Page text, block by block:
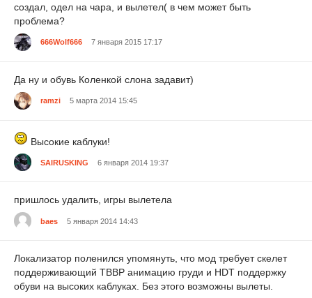
создал, одел на чара, и вылетел( в чем может быть
проблема?
666Wolf666 7 января 2015 17:17
Да ну и обувь Коленкой слона задавит)
ramzi 5 марта 2014 15:45
Высокие каблуки!
SAIRUSKING 6 января 2014 19:37
пришлось удалить, игры вылетела
baes 5 января 2014 14:43
Локализатор поленился упомянуть, что мод требует скелет
поддерживающий TBBP анимацию груди и HDT поддержку
обуви на высоких каблуках. Без этого возможны вылеты.